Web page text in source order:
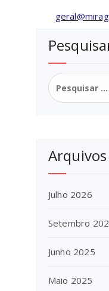
Pesquisar
por:
Arquivos
Julho 2026
Setembro
Junho 2025
Maio 2025